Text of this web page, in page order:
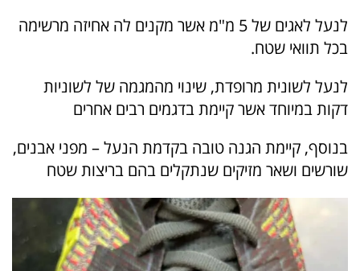
לנעל לאגים של 5 מ"מ אשר מקנים לה אחיזה מרשימה
בכל תוואי שטח.
לנעל לשונית מרופדת, שינוי מהמגמה של לשוניות
דקות במיוחד אשר קיימת בדגמים רבים אחרים
בנוסף, קיימת הגנה טובה בקדמת הנעל – מפני אבנים,
שורשים ושאר מזיקים שנתקלים בהם בריצות שטח